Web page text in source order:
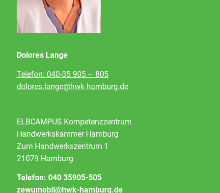
Dolores Lange
Telefon: 040-35 905 – 805
dolores.lange@hwk-hamburg.de
ELBCAMPUS Kompetenzzentrum
Handwerkskammer Hamburg
Zum Handwerkszentrum 1
21079 Hamburg
Telefon: 040 35905-505
zewumobil@hwk-hamburg.de